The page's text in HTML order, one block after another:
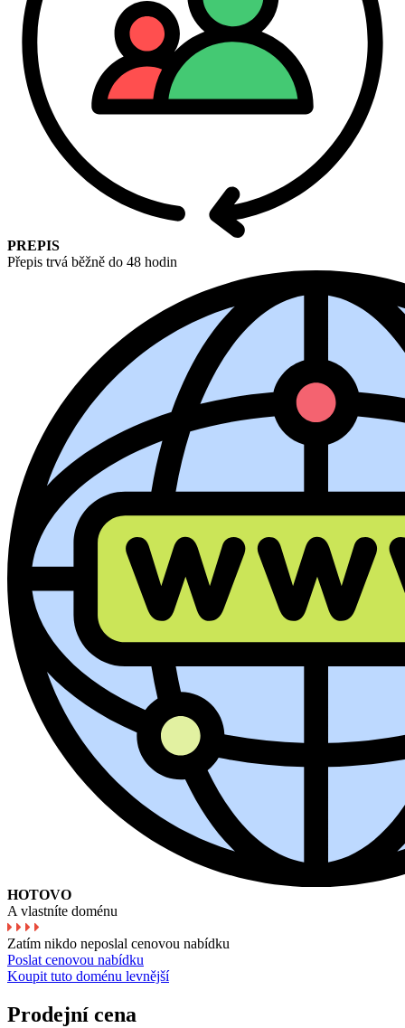
PREPIS
Přepis trvá běžně do 48 hodin
HOTOVO
A vlastníte doménu
Zatím nikdo neposlal cenovou nabídku
Poslat cenovou nabídku
Koupit tuto doménu levnější
Prodejní cena